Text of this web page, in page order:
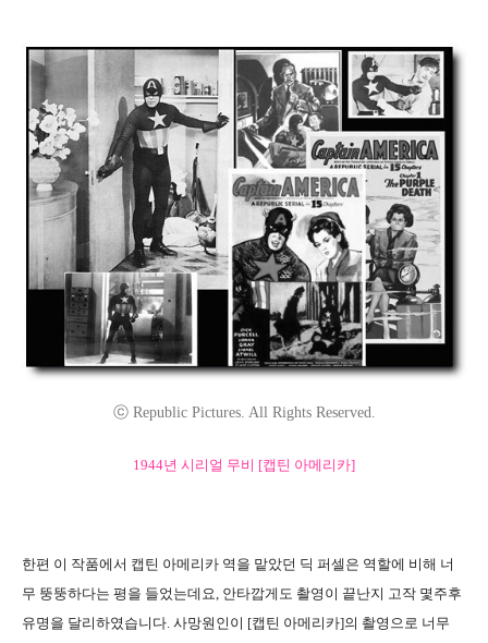
ⓒ Republic Pictures. All Rights Reserved.
1944년 시리얼 무비 [캡틴 아메리카]
한편 이 작품에서 캡틴 아메리카 역을 맡았던 딕 퍼셀은 역할에 비해 너
무 뚱뚱하다는 평을 들었는데요, 안타깝게도 촬영이 끝난지 고작 몇주후
유명을 달리하였습니다. 사망원인이 [캡틴 아메리카]의 촬영으로 너무